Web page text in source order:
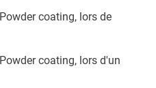
coating, lors de
coating, lors d'un